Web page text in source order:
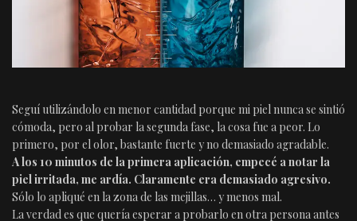
Seguí utilizándolo en menor cantidad porque mi piel nunca se sintió
cómoda, pero al probar la segunda fase, la cosa fue a peor. Lo
primero, por el olor, bastante fuerte y no demasiado agradable.
A los 10 minutos de la primera aplicación, empecé a notar la
piel irritada, me ardía. Claramente era demasiado agresivo.
Sólo lo apliqué en la zona de las mejillas… y menos mal.
La verdad es que quería esperar a probarlo en otra persona antes